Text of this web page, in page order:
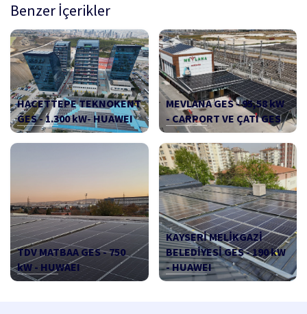
Benzer İçerikler
HACETTEPE TEKNOKENT
GES - 1.300 kW- HUAWEI
MEVLANA GES - 95,58 kW
- CARPORT VE ÇATI GES
TDV MATBAA GES - 750
kW - HUWAEI
KAYSERİ MELİKGAZİ
BELEDİYESİ GES - 190 kW
- HUAWEI